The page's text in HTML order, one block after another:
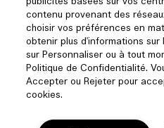
contenu provenant des
choisir vos préférences en
obtenir plus d'informations
sur Personnaliser ou à tout
Politique de Confidentialité.
Accepter ou Rejeter pour
cookies.